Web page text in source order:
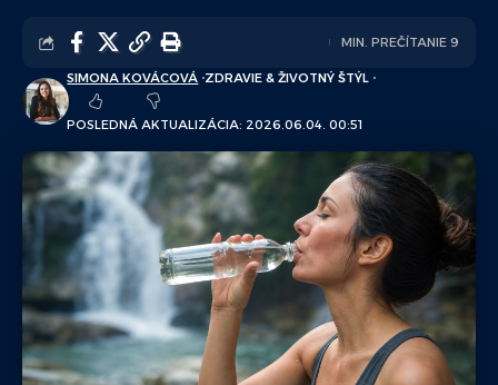
POSLEDNÁ AKTUALIZÁCIA: 2026.06.04. 00:51
SIMONA KOVÁCOVÁ ZDRAVIE & ŽIVOTNÝ ŠTÝL
MIN. PREČÍTANIE 9